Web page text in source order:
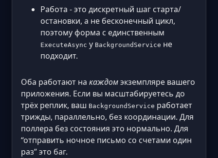
Работа - это дискретный шаг старта/
остановки, а не бесконечный цикл,
поэтому форма с единственным
ExecuteAsync у BackgroundService не
подходит.
Оба работают на каждомэкземпляре вашего
приложения. Если вы масштабируетесь до
трёх реплик, ваш BackgroundService работает
трижды, параллельно, без координации. Для
поллера без состояния это нормально. Для
“отправить ночное письмо со счетами один
раз” это баг.